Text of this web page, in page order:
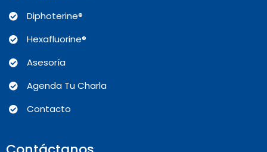
Diphoterine®
Hexafluorine®
Asesoría
Agenda Tu Charla
Contacto